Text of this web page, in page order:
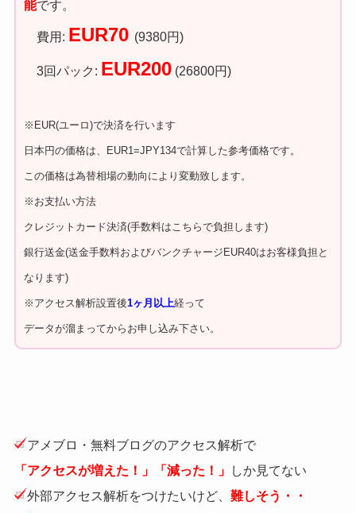
能です。
費用: EUR70 (9380円)
3回パック: EUR200(26800円)
※EUR(ユーロ)で決済を行います
日本円の価格は、EUR1=JPY134で計算した参考価格です。
この価格は為替相場の動向により変動致します。
※お支払い方法
クレジットカード決済(手数料はこちらで負担します)
銀行送金(送金手数料およびバンクチャージEUR40はお客様負担と
なります)
※アクセス解析設置後1ヶ月以上経って
データが溜まってからお申し込み下さい。
アメブロ・無料ブログのアクセス解析で
「アクセスが増えた！」「減った！」
しか見てない
外部アクセス解析をつけたいけど、 難しそう・・